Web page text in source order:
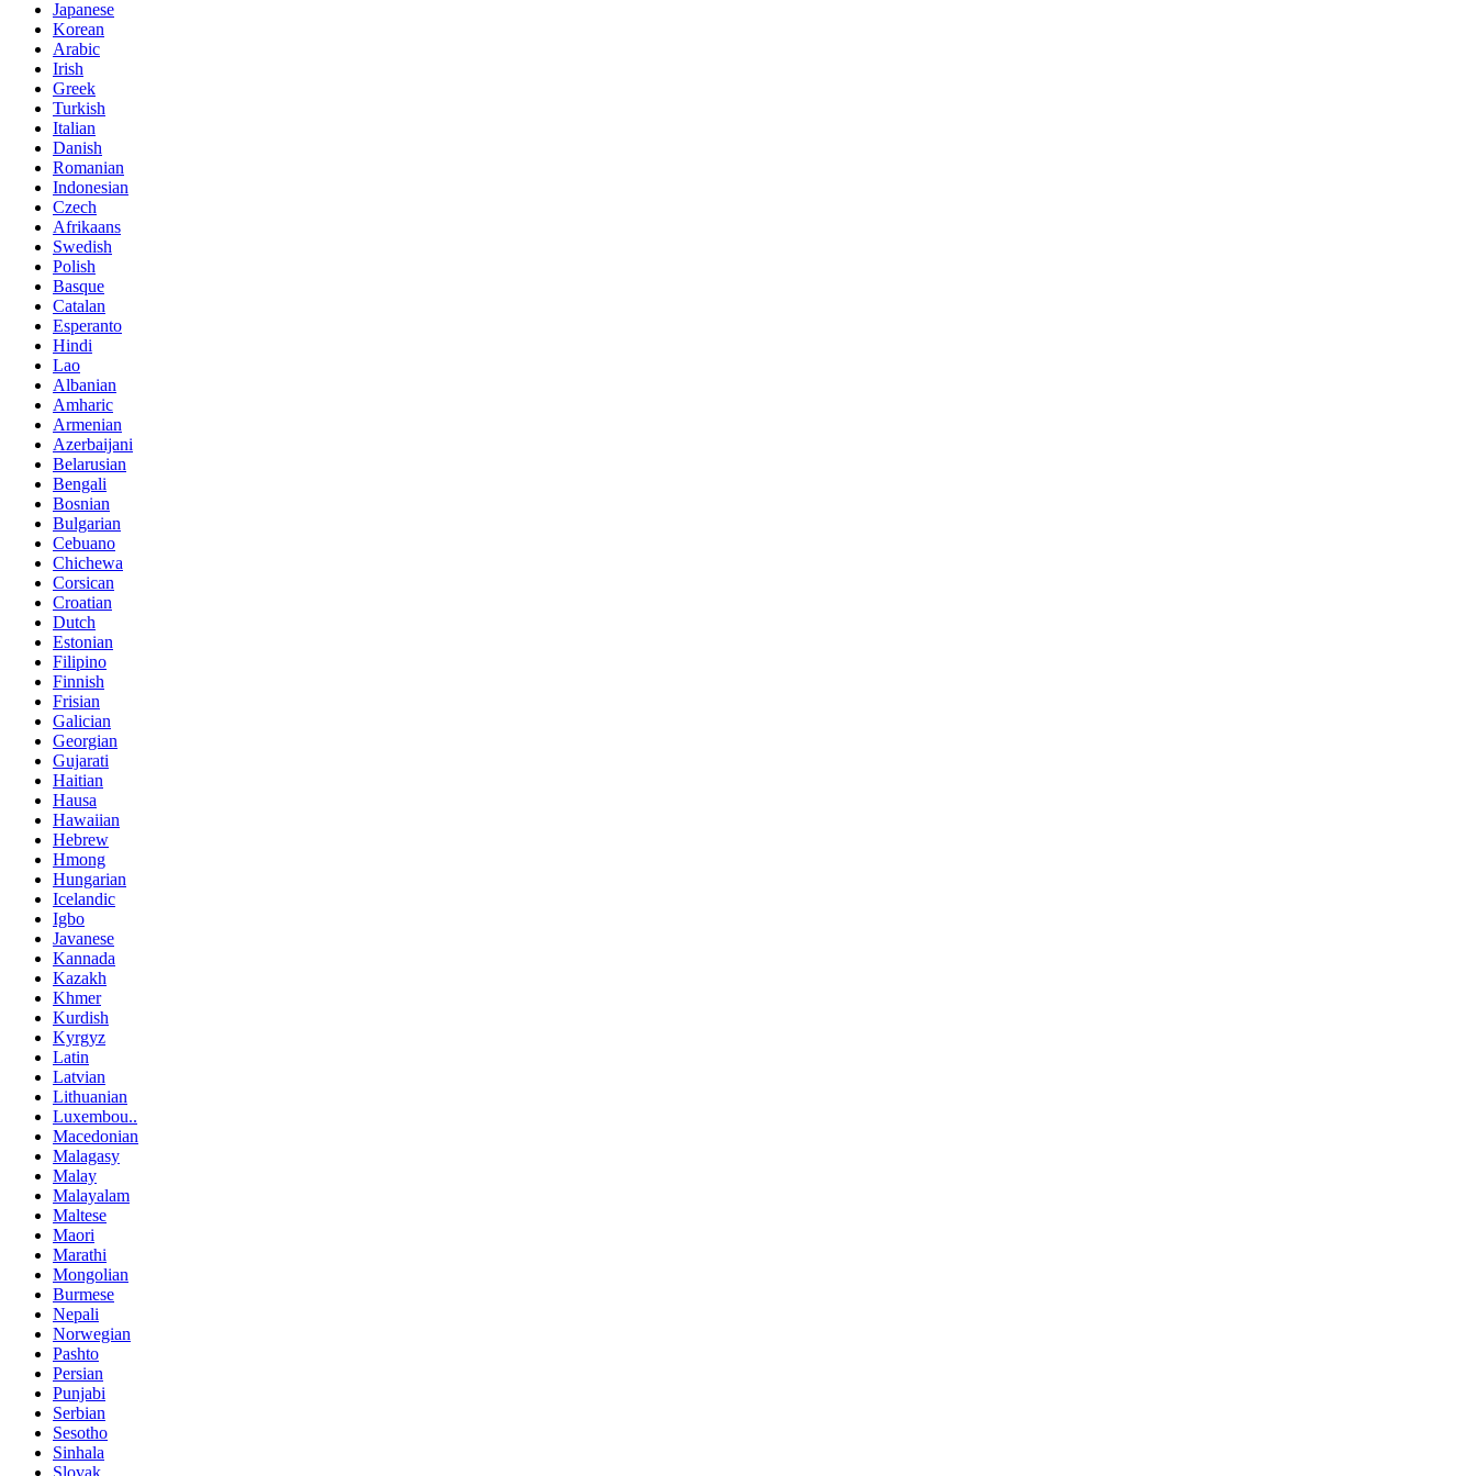
Japanese
Korean
Arabic
Irish
Greek
Turkish
Italian
Danish
Romanian
Indonesian
Czech
Afrikaans
Swedish
Polish
Basque
Catalan
Esperanto
Hindi
Lao
Albanian
Amharic
Armenian
Azerbaijani
Belarusian
Bengali
Bosnian
Bulgarian
Cebuano
Chichewa
Corsican
Croatian
Dutch
Estonian
Filipino
Finnish
Frisian
Galician
Georgian
Gujarati
Haitian
Hausa
Hawaiian
Hebrew
Hmong
Hungarian
Icelandic
Igbo
Javanese
Kannada
Kazakh
Khmer
Kurdish
Kyrgyz
Latin
Latvian
Lithuanian
Luxembou..
Macedonian
Malagasy
Malay
Malayalam
Maltese
Maori
Marathi
Mongolian
Burmese
Nepali
Norwegian
Pashto
Persian
Punjabi
Serbian
Sesotho
Sinhala